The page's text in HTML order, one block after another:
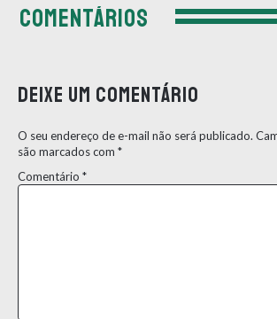
COMENTÁRIOS
Deixe um comentário
O seu endereço de e-mail não será publicado.
são marcados com *
Comentário *